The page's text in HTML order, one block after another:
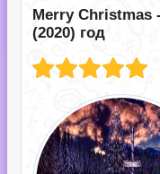
Merry
(2020) год